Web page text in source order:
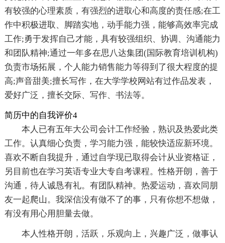
有较强的心理素质，有强烈的进取心和高度的责任感;在工
作中积极进取、脚踏实地，动手能力强，能够高效率完成
工作;勇于发挥自己才能，具有较强组织、协调、沟通能力
和团队精神;通过一年多在思八达集团(国际教育培训机构)
负责市场拓展，个人能力销售能力等得到了很大程度的提
高;声音甜美;擅长写作，在大学学校网站有过作品发表，
爱好广泛，擅长交际、写作、书法等。
简历中的自我评价4
本人已有五年大公司会计工作经验，熟识及热爱此类
工作。认真细心负责，学习能力强，能较快适应新环境。
喜欢不断自我提升，通过自学现已取得会计从业资格证，
另目前也在学习英语专业大专自考课程。性格开朗，善于
沟通，待人诚恳有礼。有团队精神。热爱运动，喜欢同朋
友一起爬山。我深信没有做不了的事，只有你想不想做，
有没有用心用胆量去做。
本人性格开朗，活跃，乐观向上，兴趣广泛，做事认